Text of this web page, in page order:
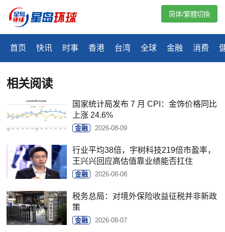
首页 快讯 时事 香港 台湾 全球 金融 消费
简体/繁體切換
相关阅读
国家统计局发布 7 月 CPI：金饰价格同比
上涨 24.6%
金融 2026-08-09
行业平均38倍，宇树科技219倍市盈率，
王兴兴回应高估值靠业绩能否扛住
金融 2026-08-08
税务总局：对境外保险收益征税并非新政
策
金融 2026-08-07